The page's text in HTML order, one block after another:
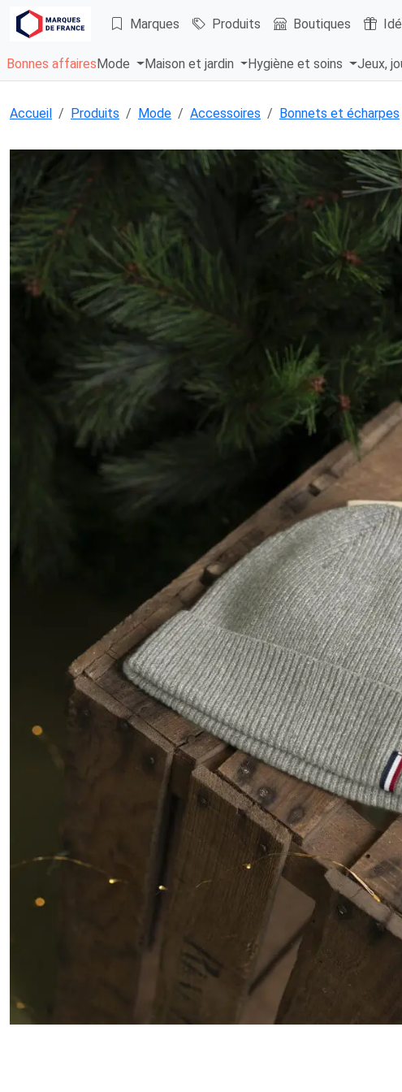
Marques Produits Boutiques
Bonnes affaires Mode Maison et jardin Hygiène et soins Jeux,
Accueil Produits Mode Accessoires Bonnets et écharpes